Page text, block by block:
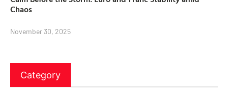
Chaos
November 30, 2025
Category